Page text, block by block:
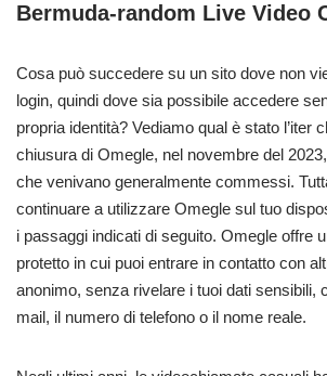
Bermuda-random Live Video
Cosa può succedere su un sito dove non
login, quindi dove sia possibile accedere
propria identità? Vediamo qual è stato l’iter
chiusura di Omegle, nel novembre del
che venivano generalmente commessi.
continuare a utilizzare Omegle sul tuo
i passaggi indicati di seguito. Omegle offre
protetto in cui puoi entrare in contatto con
anonimo, senza rivelare i tuoi dati sensibili,
mail, il numero di telefono o il nome reale.